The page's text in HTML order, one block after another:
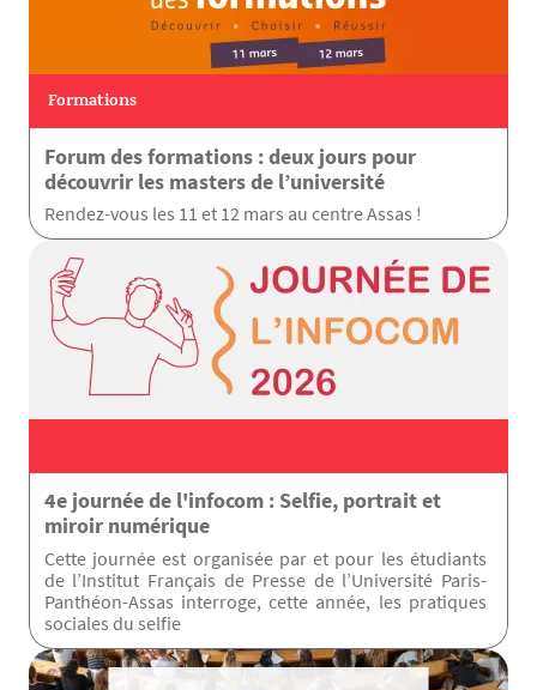
Formations
Forum des formations : deux jours pour
découvrir les masters de l’université
Rendez-vous les 11 et 12 mars au centre Assas !
4e journée de l'infocom : Selfie, portrait et
miroir numérique
Cette journée est organisée par et pour les étudiants
de l’Institut Français de Presse de l’Université Paris-
Panthéon-Assas interroge, cette année, les pratiques
sociales du selfie